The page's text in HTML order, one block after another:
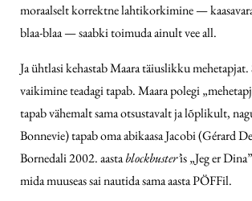
moraalselt korrektne lahtikorkimine —
blaa-blaa — saabki toimuda ainult vee all.
Ja ühtlasi kehastab Maara täiuslikku mehetapjat.
vaikimine teadagi tapab. Maara polegi
tapab vähemalt sama otsustavalt ja lõplikult,
Bonnevie) tapab oma abikaasa Jacobi (Gérard
Bornedali 2002. aastablockbuster’is „Jeg er
mida muuseas sai nautida sama aasta PÖFFil.